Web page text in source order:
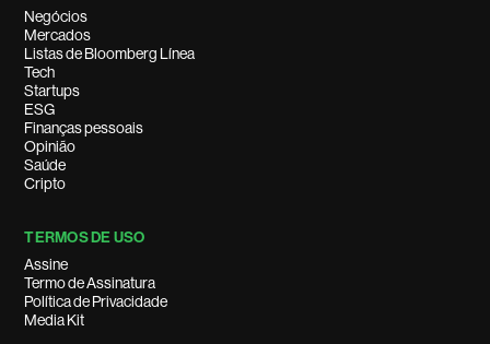
Negócios
Mercados
Listas de Bloomberg Línea
Tech
Startups
ESG
Finanças pessoais
Opinião
Saúde
Cripto
TERMOS DE USO
Assine
Termo de Assinatura
Política de Privacidade
Media Kit